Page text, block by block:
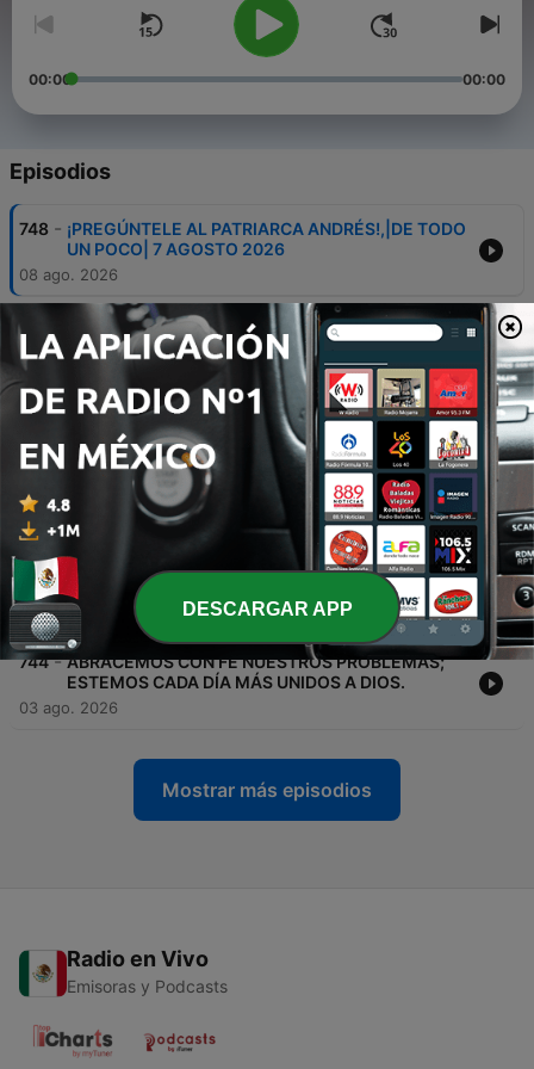
00:00 00:00
Episodios
748 - ¡PREGÚNTELE AL PATRIARCA ANDRÉS!,|DE TODO
UN POCO| 7 AGOSTO 2026
08 ago. 2026
747
GUSTAVO PETRO NO SE APODERÓ DEL PODER Y
DURÓ 4 AÑOS EN LA PRESIDENCIA | PREDICCIÓN
CUMPLIDA 7 DE AGOSTO DE 2026 | PATRIARCA
08 ago. 2026
746 -
ORACION DE EXORCISMO PARA PROTECCIÓN
ESPIRITUAL Y MATERIAL CONTRA LOS
ENEMIGOS PATRIARCA ANDRÉS TIRADO
07 ago. 2026
745 -
ORACIÓN DE PODER ÉXITO PROSPERIDAD
PATRIARCA ANDRÉS TIRADO
07 ago. 2026
744 - ABRACEMOS CON FE NUESTROS PROBLEMAS;
ESTEMOS CADA DÍA MÁS UNIDOS A DIOS.
03 ago. 2026
Mostrar más episodios
Radio en Vivo
Emisoras y Podcasts
DESCARGAR APP